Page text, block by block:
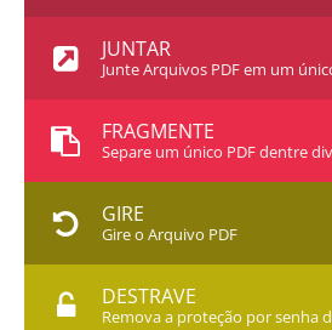
JUNTAR
Junte Arquivos PDF em um
FRAGMENTE
Separe um único PDF dentre
GIRE
Gire o Arquivo PDF
DESTRAVE
Remova a proteção por senha